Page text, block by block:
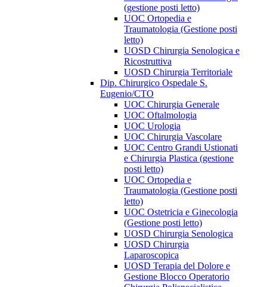
(gestione posti letto)
UOC Ortopedia e
Traumatologia (Gestione posti
letto)
UOSD Chirurgia Senologica e
Ricostruttiva
UOSD Chirurgia Territoriale
Dip. Chirurgico Ospedale S.
Eugenio/CTO
UOC Chirurgia Generale
UOC Oftalmologia
UOC Urologia
UOC Chirurgia Vascolare
UOC Centro Grandi Ustionati
e Chirurgia Plastica (gestione
posti letto)
UOC Ortopedia e
Traumatologia (Gestione posti
letto)
UOC Ostetricia e Ginecologia
(Gestione posti letto)
UOSD Chirurgia Senologica
UOSD Chirurgia
Laparoscopica
UOSD Terapia del Dolore e
Gestione Blocco Operatorio